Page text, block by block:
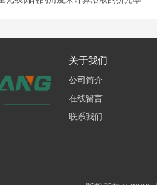
关于我们
公司简介
在线留言
联系我们